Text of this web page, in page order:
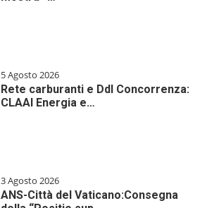
5 Agosto 2026
Rete carburanti e Ddl Concorrenza:
CLAAI Energia e…
3 Agosto 2026
ANS-Città del Vaticano:Consegna